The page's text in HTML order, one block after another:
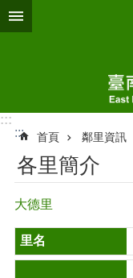
跳到主要內容區塊
:::
:::
首頁 鄰里資訊
各里簡介
大德里